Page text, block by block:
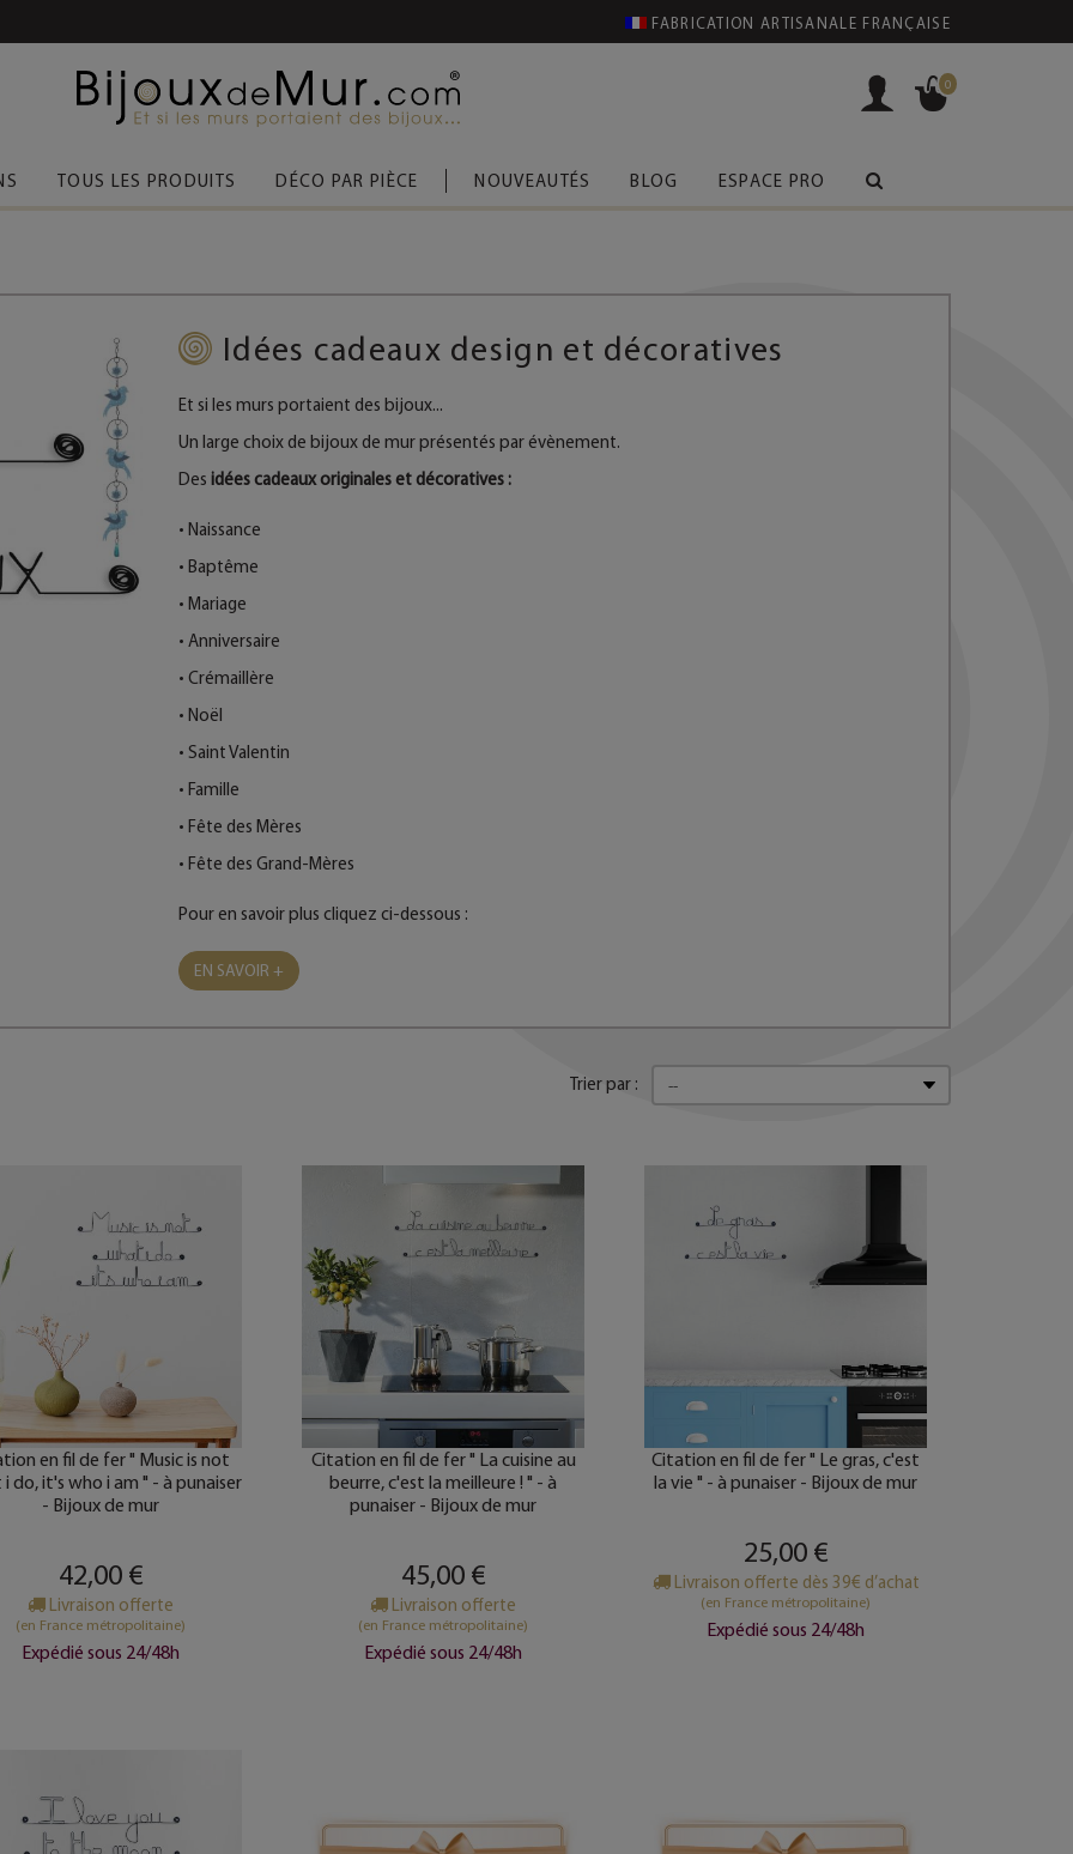
FABRICATION ARTISANALE FRANÇAISE
0
TOUS LES PRODUITS DÉCO PAR PIÈCE NOUVEAUTÉS BLOG ESPACE PRO
Idées cadeaux design et décoratives
Et si les murs portaient des bijoux...
Un large choix de bijoux de mur présentés par évènement.
Desidées cadeaux originales et décoratives :
•Naissance
•Baptême
•Mariage
•Anniversaire
•Crémaillère
•Noël
• Saint Valentin
•Famille
•Fête des Mères
•Fête des Grand-Mères
Pour en savoir plus cliquez ci-dessous :
EN SAVOIR +
Trier par :
en fil de fer " Music is not
do, it's who i am " - à punaiser
- Bijoux de mur
42,00 €
Livraison offerte
(en France métropolitaine)
Expédié sous 24/48h
Citation en fil de fer " La cuisine au
beurre, c'est la meilleure ! " - à
punaiser - Bijoux de mur
45,00 €
Livraison offerte
(en France métropolitaine)
Expédié sous 24/48h
Citation en fil de fer " Le gras, c'est
la vie " - à punaiser - Bijoux de mur
25,00 €
Livraison offerte dès 39€ d’achat
(en France métropolitaine)
Expédié sous 24/48h